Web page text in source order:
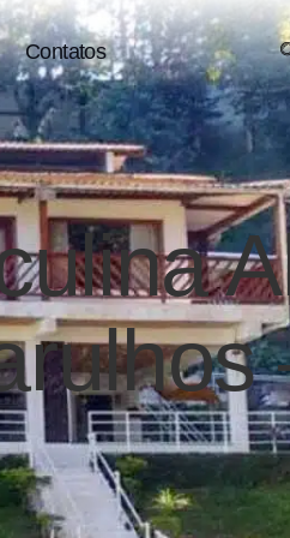
Contatos